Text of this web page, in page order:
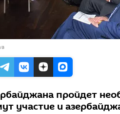
пройдет
участие и